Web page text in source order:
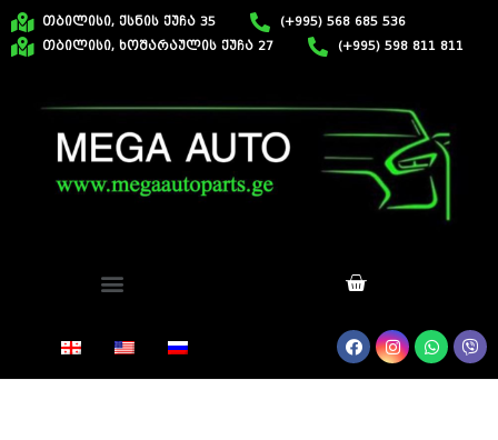
თბილისი, ქსნის ქუჩა 35
(+995) 568 685 536
თბილისი, ხოშარაულის ქუჩა 27
(+995) 598 811 811